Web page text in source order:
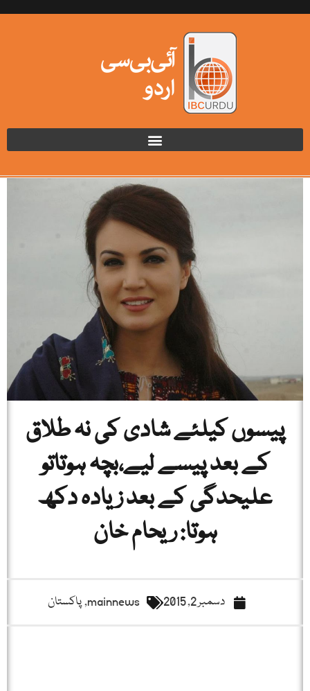
پیسوں کیلئے شادی کی نہ طلاق
کے بعد پیسے لیے،بچہ ہوتاتو
علیحدگی کے بعد زیادہ دکھ
ہوتا: ریحام خان
دسمبر 2, 2015 mainnews
,پاکستان